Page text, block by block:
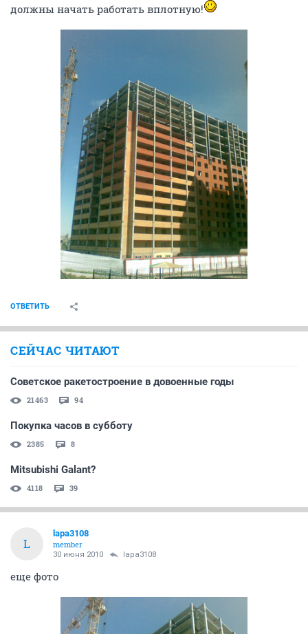
должны начать работать вплотную!
ОТВЕТИТЬ
СЕЙЧАС ЧИТАЮТ
Советское ракетостроение в довоенные годы
21463 94
Покупка часов в субботу
2385 8
Mitsubishi Galant?
4118 39
L
lapa3108
member
30 июня 2010 lapa3108
еще фото